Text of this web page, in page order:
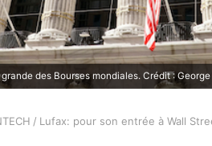
des Bourses mondiales. Crédit :
/ Lufax: pour son entrée à Wall